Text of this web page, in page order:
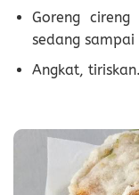
Goreng
sedang sampai
Angkat, tiriskan.